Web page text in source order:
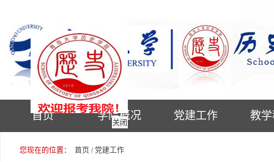
关闭
首页 学院概况 党建工作 教
您现在的位置： 首页 / 党建工作